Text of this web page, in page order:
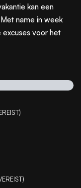
kan een
name in week
excuses voor het